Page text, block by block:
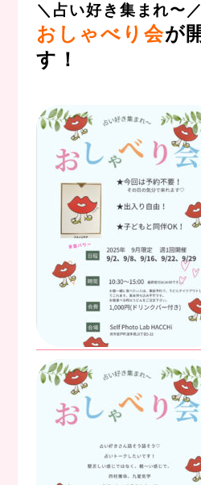
＼占い好き集まれ〜／
おしゃべり会が
す！